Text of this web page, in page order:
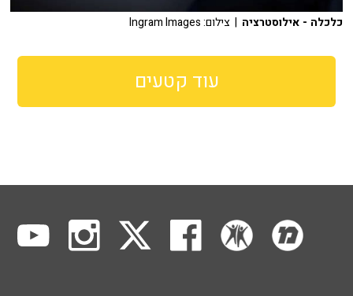
כלכלה - אילוסטרציה | צילום: Ingram Images
עוד קטעים